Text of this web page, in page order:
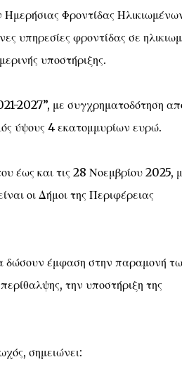
Φροντίδας
υπηρεσίες φροντίδας σε
υποστήριξης.
2027”, με συγχρηματοδότηση
ύψους 4 εκατομμυρίων ευρώ.
έως και τις 28 Νοεμβρίου 2025,
οι Δήμοι της Περιφέρειας
δώσουν έμφαση στην παραμονή
την υποστήριξη της
σημειώνει: